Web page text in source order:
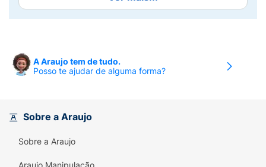
marca Cif, você garante uma higienização
completa e restaura o brilho original dos seus
Principais Benefícios:
dissolve a sujeira rapidamente.
A Araujo tem de tudo.
Posso te ajudar de alguma forma?
Sobre a Araujo
Sobre a Araujo
Araujo Manipulação